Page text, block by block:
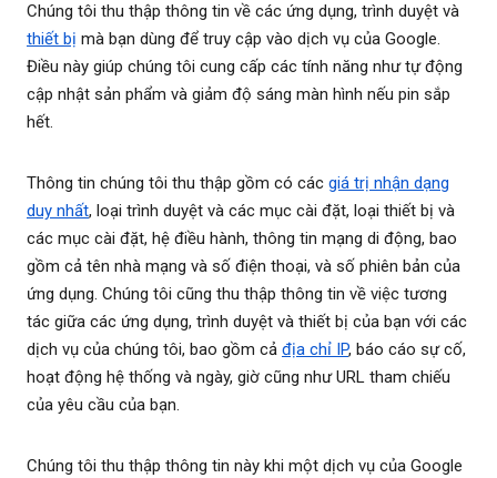
Chúng tôi thu thập thông tin về các ứng dụng, trình duyệt và
thiết bị mà bạn dùng để truy cập vào dịch vụ của Google.
Điều này giúp chúng tôi cung cấp các tính năng như tự động
cập nhật sản phẩm và giảm độ sáng màn hình nếu pin sắp
hết.
Thông tin chúng tôi thu thập gồm có các giá trị nhận dạng
duy nhất, loại trình duyệt và các mục cài đặt, loại thiết bị và
các mục cài đặt, hệ điều hành, thông tin mạng di động, bao
gồm cả tên nhà mạng và số điện thoại, và số phiên bản của
ứng dụng. Chúng tôi cũng thu thập thông tin về việc tương
tác giữa các ứng dụng, trình duyệt và thiết bị của bạn với các
dịch vụ của chúng tôi, bao gồm cả địa chỉ IP, báo cáo sự cố,
hoạt động hệ thống và ngày, giờ cũng như URL tham chiếu
của yêu cầu của bạn.
Chúng tôi thu thập thông tin này khi một dịch vụ của Google